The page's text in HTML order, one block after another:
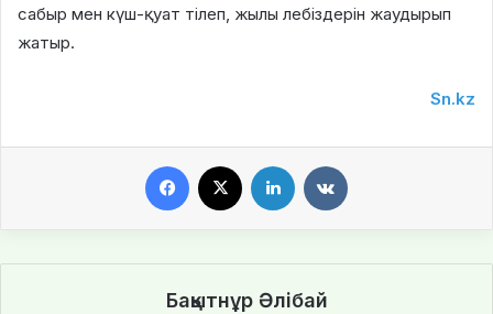
сабыр мен күш-қуат тілеп, жылы лебіздерін жаудырып
жатыр.
Sn.kz
Бақытнұр Әлібай